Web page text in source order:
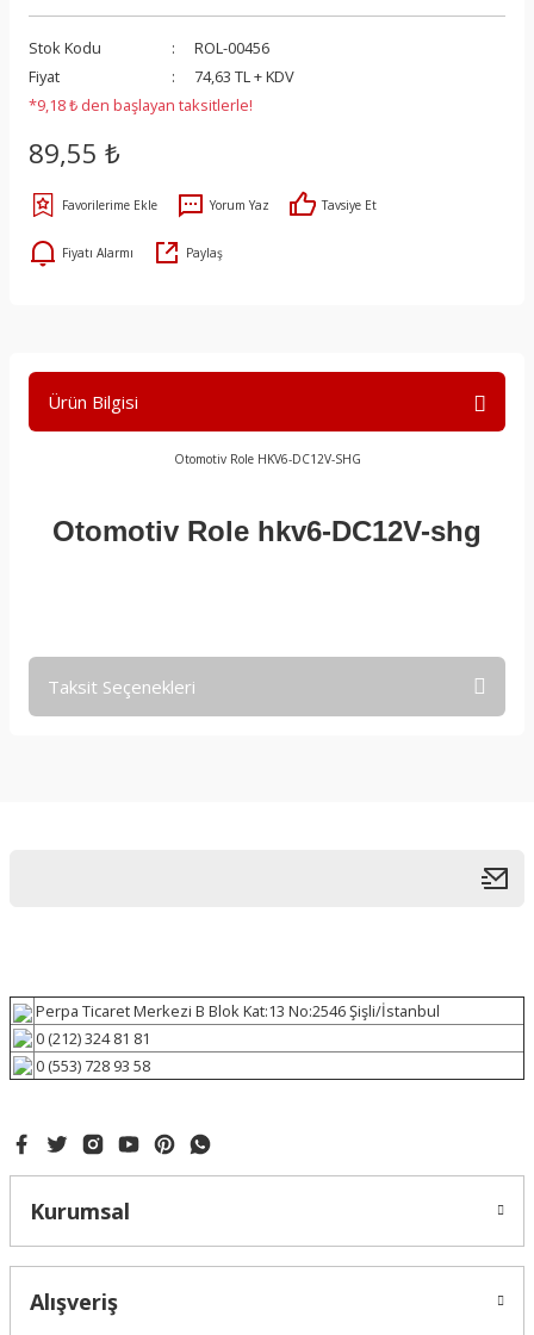
Stok Kodu
ROL-00456
Fiyat
74,63 TL + KDV
*9,18 ₺ den başlayan taksitlerle!
89,55 ₺
Yorum Yaz Tavsiye Et
Fiyatı Alarmı Paylaş
Ürün Bilgisi
Otomotiv Role HKV6-DC12V-SHG
Otomotiv Role hkv6-DC12V-shg
Taksit Seçenekleri
Perpa Ticaret Merkezi B Blok Kat:13 No:2546 Şişli/İstanbul
0 (212) 324 81 81
0 (553) 728 93 58
Kurumsal
Alışveriş